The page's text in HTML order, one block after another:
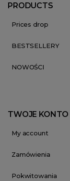
PRODUCTS
Prices drop
BESTSELLERY
NOWOŚCI
TWOJE KONTO
My account
Zamówienia
Pokwitowania